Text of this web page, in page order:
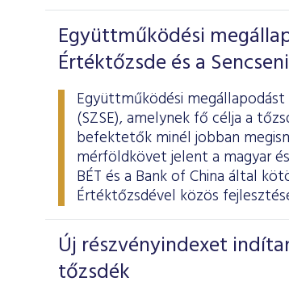
Együttműködési
Értéktőzsde és a
Együttműködési
(SZSE), amelynek fő célja a
befektetők minél jobban
mérföldkövet jelent a magyar
BÉT és a Bank of China által
Értéktőzsdével közös
Új részvényindexet
tőzsdék